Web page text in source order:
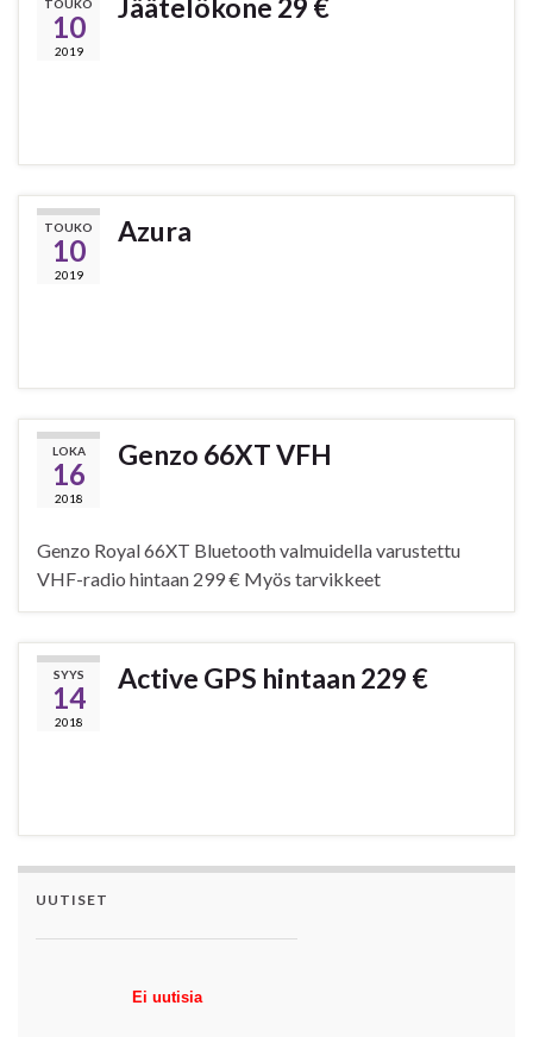
TOUKO
10
2019
Jäätelökone 29 €
TOUKO
10
2019
Azura
LOKA
16
2018
Genzo 66XT VFH
Genzo Royal 66XT Bluetooth valmuidella varustettu
VHF-radio hintaan 299 € Myös tarvikkeet
SYYS
14
2018
Active GPS hintaan 229 €
UUTISET
Ei uutisia